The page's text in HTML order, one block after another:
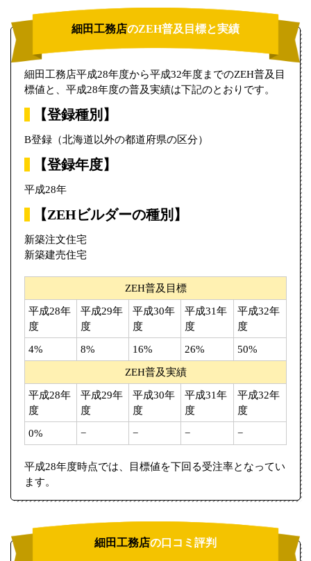
細田工務店のZEH普及目標と実績
細田工務店平成28年度から平成32年度までのZEH普及目
標値と、平成28年度の普及実績は下記のとおりです。
【登録種別】
B登録（北海道以外の都道府県の区分）
【登録年度】
平成28年
【ZEHビルダーの種別】
新築注文住宅
新築建売住宅
ZEH普及目標
平成28年
度
平成29年
度
平成30年
度
平成31年
度
平成32年
度
4% 8% 16% 26% 50%
ZEH普及実績
平成28年
度
平成29年
度
平成30年
度
平成31年
度
平成32年
度
0% − − − −
平成28年度時点では、目標値を下回る受注率となってい
ます。
細田工務店の口コミ評判